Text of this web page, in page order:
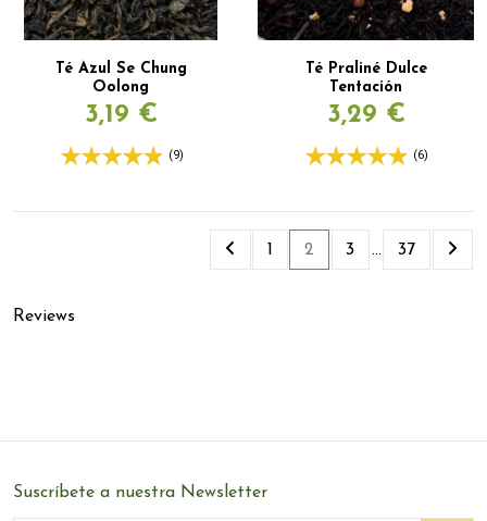
Té Azul Se Chung
Oolong
3,19 €
(9)
Té Praliné Dulce
Tentación
3,29 €
(6)
1 2 3 … 37
Reviews
Suscríbete a nuestra Newsletter